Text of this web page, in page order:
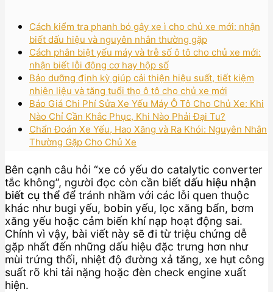
Cách kiểm tra phanh bó gây xe ì cho chủ xe mới: nhận
biết dấu hiệu và nguyên nhân thường gặp
Cách phân biệt yếu máy và trễ số ô tô cho chủ xe mới:
nhận biết lỗi động cơ hay hộp số
Bảo dưỡng định kỳ giúp cải thiện hiệu suất, tiết kiệm
nhiên liệu và tăng tuổi thọ ô tô cho chủ xe mới
Báo Giá Chi Phí Sửa Xe Yếu Máy Ô Tô Cho Chủ Xe: Khi
Nào Chỉ Cần Khắc Phục, Khi Nào Phải Đại Tu?
Chẩn Đoán Xe Yếu, Hao Xăng và Ra Khói: Nguyên Nhân
Thường Gặp Cho Chủ Xe
Bên cạnh câu hỏi “xe có yếu do catalytic converter
tắc không”, người đọc còn cần biết dấu hiệu nhận
biết cụ thể để tránh nhầm với các lỗi quen thuộc
khác như bugi yếu, bobin yếu, lọc xăng bẩn, bơm
xăng yếu hoặc cảm biến khí nạp hoạt động sai.
Chính vì vậy, bài viết này sẽ đi từ triệu chứng dễ
gặp nhất đến những dấu hiệu đặc trưng hơn như
mùi trứng thối, nhiệt độ đường xả tăng, xe hụt công
suất rõ khi tải nặng hoặc đèn check engine xuất
hiện.